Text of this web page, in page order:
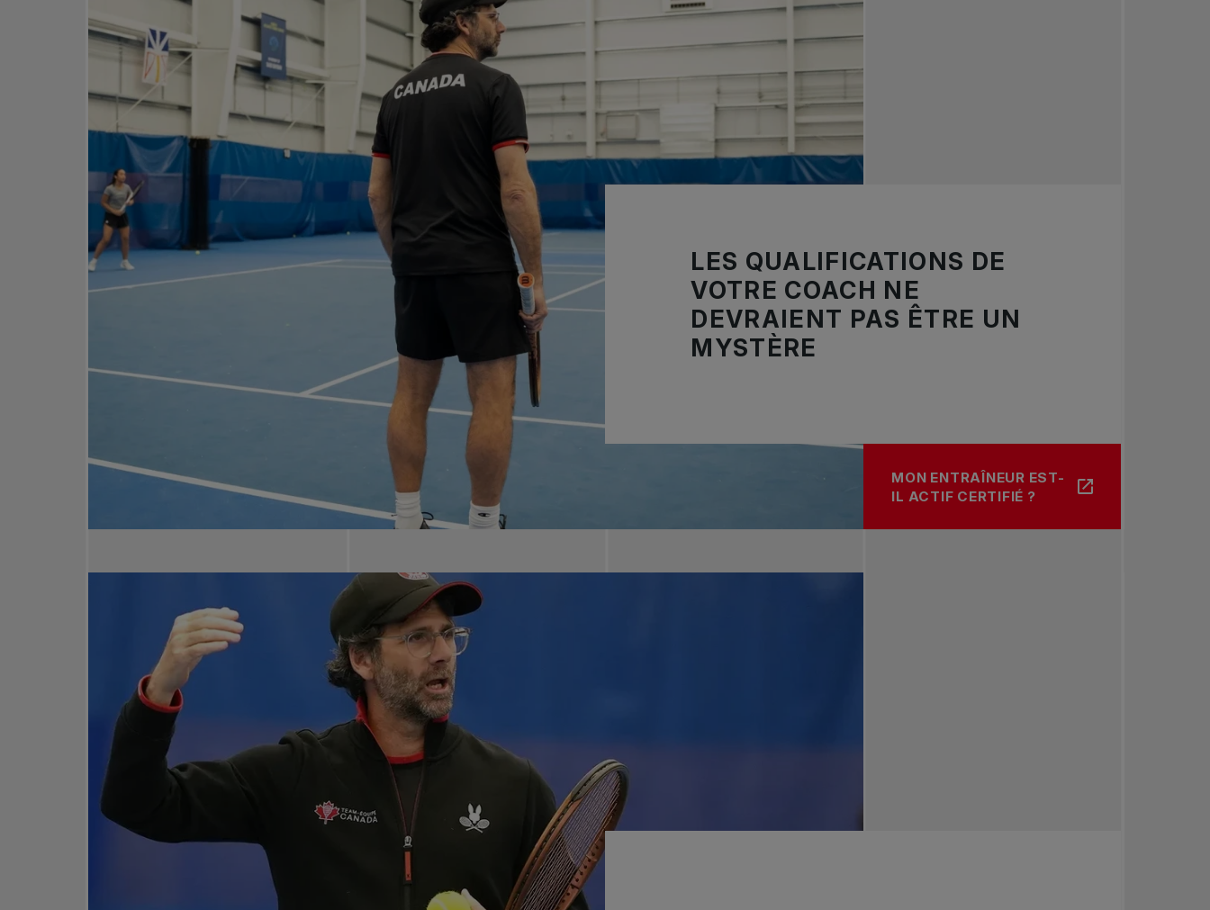
LES QUALIFICATIONS DE
VOTRE COACH NE
DEVRAIENT PAS ÊTRE UN
MYSTÈRE
MON ENTRAÎNEUR EST-
IL ACTIF CERTIFIÉ ?
À PROPOS DE LES QUALIFICATIONS DE